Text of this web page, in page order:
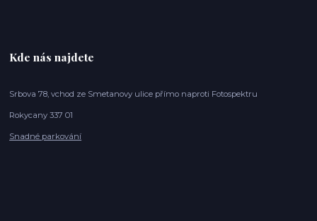
Kde nás najdete
Srbova 78, vchod ze Smetanovy ulice přímo naproti Fotospektru
Rokycany 337 01
Snadné parkování